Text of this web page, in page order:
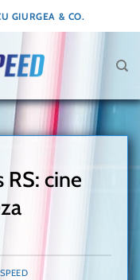
GIURGEA & CO.
RS: cine